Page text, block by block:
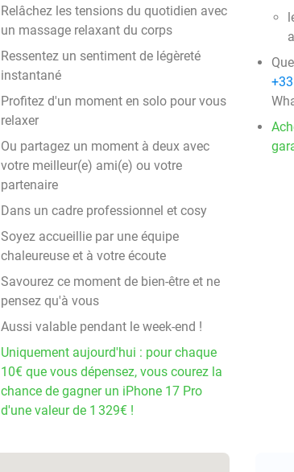
Relâchez les tensions du quotidien avec
un massage relaxant du corps
Ressentez un sentiment de légèreté
instantané
Profitez d'un moment en solo pour vous
relaxer
Ou partagez un moment à deux avec
votre meilleur(e) ami(e) ou votre
partenaire
Dans un cadre professionnel et cosy
Soyez accueillie par une équipe
chaleureuse et à votre écoute
Savourez ce moment de bien-être et ne
pensez qu'à vous
Aussi valable pendant le week-end !
Uniquement aujourd'hui : pour chaque
10€ que vous dépensez, vous courez la
chance de gagner un iPhone 17 Pro
d'une valeur de 1 329€ !